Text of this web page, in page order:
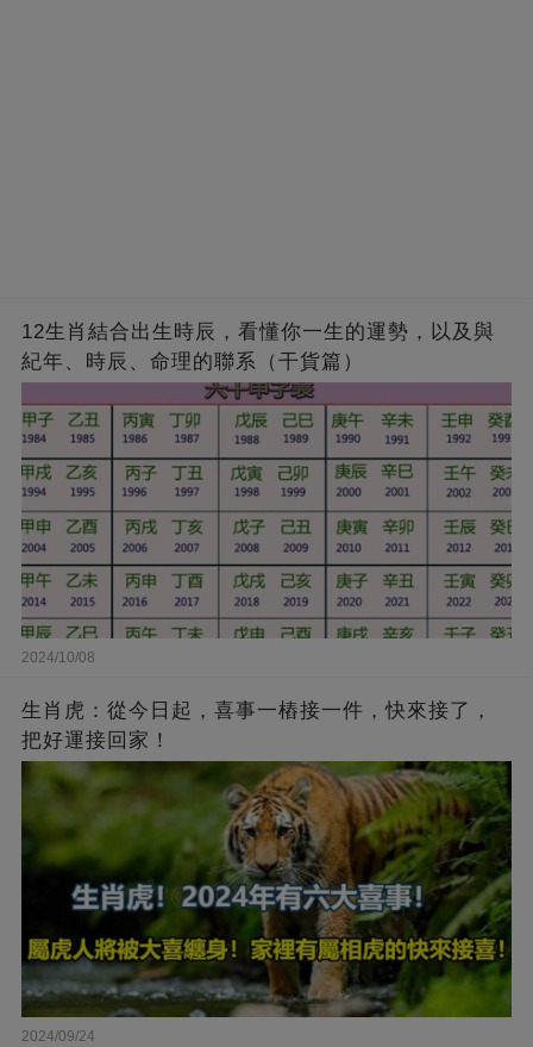
12生肖結合出生時辰，看懂你一生的運勢，以及與
紀年、時辰、命理的聯系（干貨篇）
2024/10/08
生肖虎：從今日起，喜事一樁接一件，快來接了，
把好運接回家！
2024/09/24